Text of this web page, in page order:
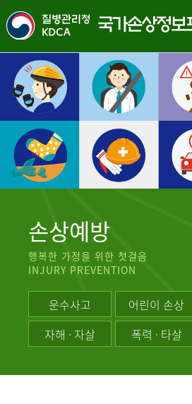
손상예방
행복한 가정을 위한 첫걸음
INJURY PREVENTION
운수사고 어린이 손상
자해 · 자살
폭력 · 타살